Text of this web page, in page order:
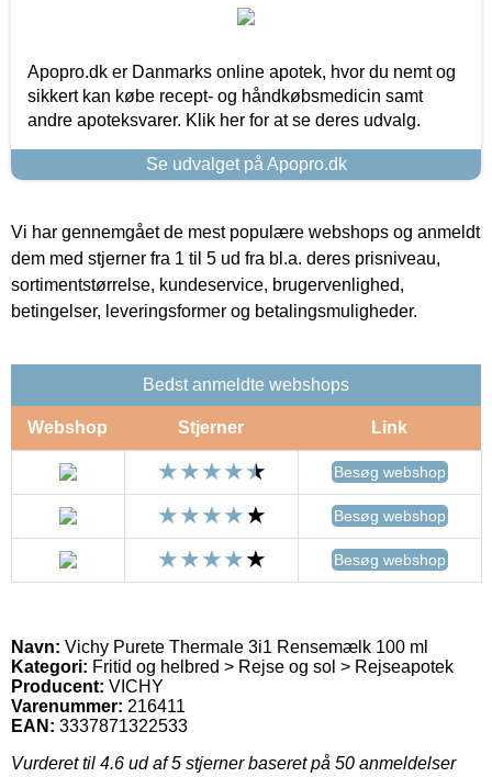
Apopro.dk er Danmarks online apotek, hvor du nemt og
sikkert kan købe recept- og håndkøbsmedicin samt
andre apoteksvarer. Klik her for at se deres udvalg.
Se udvalget på Apopro.dk
Vi har gennemgået de mest populære webshops og anmeldt
dem med stjerner fra 1 til 5 ud fra bl.a. deres prisniveau,
sortimentstørrelse, kundeservice, brugervenlighed,
betingelser, leveringsformer og betalingsmuligheder.
Bedst anmeldte webshops
Webshop Stjerner Link
Besøg webshop
Besøg webshop
Besøg webshop
Navn: Vichy Purete Thermale 3i1 Rensemælk 100 ml
Kategori: Fritid og helbred > Rejse og sol > Rejseapotek
Producent: VICHY
Varenummer: 216411
EAN: 3337871322533
Vurderet til 4.6 ud af 5 stjerner baseret på 50 anmeldelser